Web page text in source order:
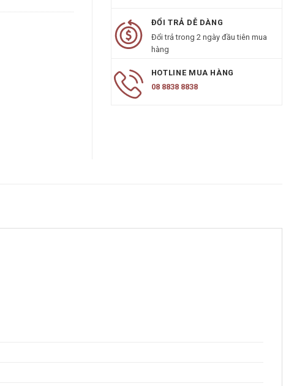
ĐỔI TRẢ DỄ DÀNG
Đổi trả trong 2 ngày đầu tiên mua
hàng
HOTLINE MUA HÀNG
08 8838 8838